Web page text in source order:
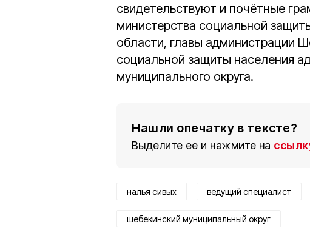
свидетельствуют и почётные
министерства социальной
области, главы администрации
социальной защиты населения
муниципального округа.
Нашли опечатку в тексте?
Выделите ее и нажмите на
налья сивых ведущий специалист
шебекинский муниципальный округ